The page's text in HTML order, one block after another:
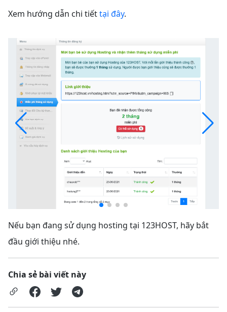
Xem hướng dẫn chi tiếttại đây.
Nếu bạn đang sử dụng hosting tại 123HOST, hãy bắt
đầu giới thiệu nhé.
Chia sẻ bài viết này